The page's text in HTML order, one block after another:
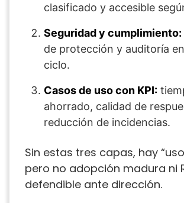
clasificado y accesible
Seguridad y cumplimiento:
de protección y auditoría
ciclo.
Casos de uso con KPI:
ahorrado, calidad de
reducción de incidencias.
Sin estas tres capas, hay
pero no adopción madura ni
defendible ante dirección.